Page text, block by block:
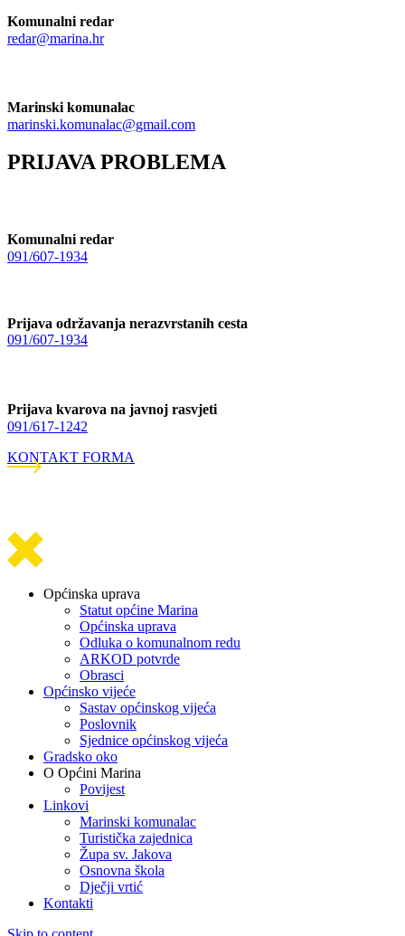
Komunalni redar
redar@marina.hr
Marinski komunalac
marinski.komunalac@gmail.com
PRIJAVA PROBLEMA
Komunalni redar
091/607-1934
Prijava održavanja nerazvrstanih cesta
091/607-1934
Prijava kvarova na javnoj rasvjeti
091/617-1242
KONTAKT FORMA
Općinska uprava
Statut općine Marina
Općinska uprava
Odluka o komunalnom redu
ARKOD potvrde
Obrasci
Općinsko vijeće
Sastav općinskog vijeća
Poslovnik
Sjednice općinskog vijeća
Gradsko oko
O Općini Marina
Povijest
Linkovi
Marinski komunalac
Turistička zajednica
Župa sv. Jakova
Osnovna škola
Dječji vrtić
Kontakti